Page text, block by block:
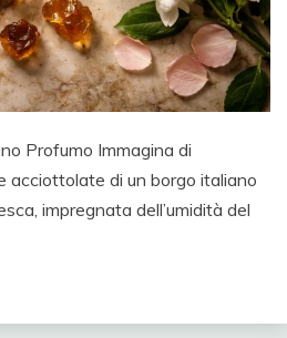
Profumo Immagina di
acciottolate di un borgo italiano
impregnata dell’umidità del